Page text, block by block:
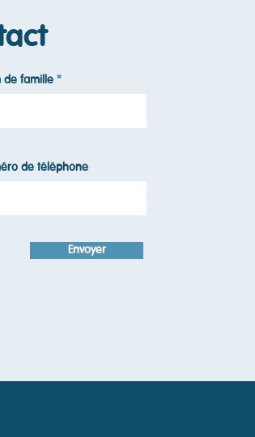
de famille
de téléphone
Envoyer